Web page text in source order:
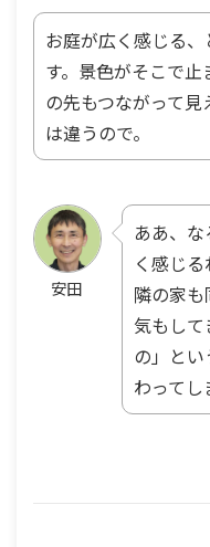
お庭が広く感じる
す。景色がそこで
の先もつながって
は違うので。
安田
ああ、
く感じる
隣の家
気もして
の」と
わってし